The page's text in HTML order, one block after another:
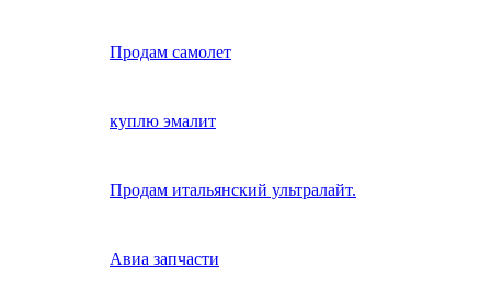
Продам самолет
куплю эмалит
Продам итальянский ультралайт.
Авиа запчасти